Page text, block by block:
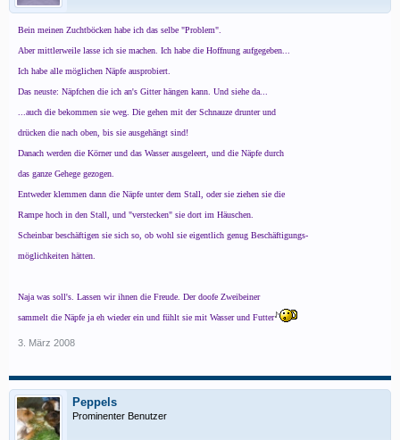
Bein meinen Zuchtböcken habe ich das selbe "Problem".
Aber mittlerweile lasse ich sie machen. Ich habe die Hoffnung aufgegeben...
Ich habe alle möglichen Näpfe ausprobiert.
Das neuste: Näpfchen die ich an's Gitter hängen kann. Und siehe da...
...auch die bekommen sie weg. Die gehen mit der Schnauze drunter und
drücken die nach oben, bis sie ausgehängt sind!
Danach werden die Körner und das Wasser ausgeleert, und die Näpfe durch
das ganze Gehege gezogen.
Entweder klemmen dann die Näpfe unter dem Stall, oder sie ziehen sie die
Rampe hoch in den Stall, und "verstecken" sie dort im Häuschen.
Scheinbar beschäftigen sie sich so, ob wohl sie eigentlich genug Beschäftigungs-
möglichkeiten hätten.
Naja was soll's. Lassen wir ihnen die Freude. Der doofe Zweibeiner
sammelt die Näpfe ja eh wieder ein und fühlt sie mit Wasser und Futter
3. März 2008
Peppels
Prominenter Benutzer